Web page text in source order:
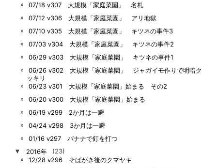
07/18 v307 大規模「家庭菜園」 名札
07/12 v306 大規模「家庭菜園」 アリ地獄
07/10 v305 大規模「家庭菜園」 キツネの事件3
07/03 v304 大規模「家庭菜園」 キツネの事件2
06/29 v303 大規模「家庭菜園」 キツネの事件1
06/26 v302 大規模「家庭菜園」 ジャガイモ作りで明暗ク
ッキリ
06/23 v301 大規模「家庭菜園」始まる その2
06/20 v300 大規模「家庭菜園」始まる
06/19 v299 2か月は一瞬
04/24 v298 3か月は一瞬
01/16 v297 バナナで釘を打つ
▼
2016年
(23)
12/28 v296 そばがき後のクマヤキ